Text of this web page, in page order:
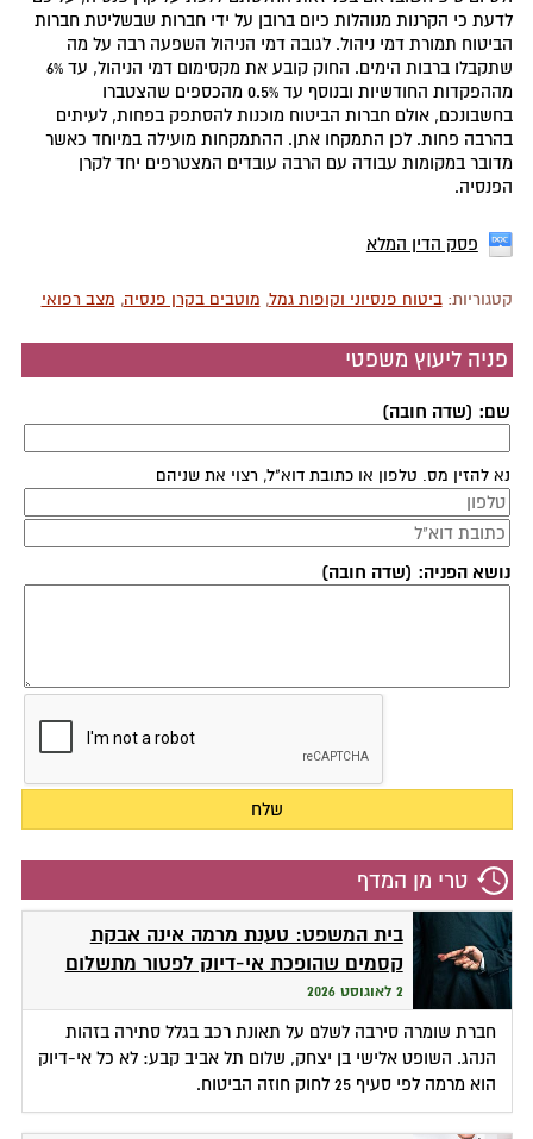
לדעת כי הקרנות מנוהלות כיום ברובן על ידי חברות שבשליטת חברות
הביטוח תמורת דמי ניהול. לגובה דמי הניהול השפעה רבה על מה
שתקבלו ברבות הימים. החוק קובע את מקסימום דמי הניהול, עד 6%
מההפקדות החודשיות ובנוסף עד 0.5% מהכספים שהצטברו
בחשבונכם, אולם חברות הביטוח מוכנות להסתפק בפחות, לעיתים
בהרבה פחות. לכן התמקחו אתן. ההתמקחות מועילה במיוחד כאשר
מדובר במקומות עבודה עם הרבה עובדים המצטרפים יחד לקרן
הפנסיה.
פסק הדין המלא
קטגוריות:ביטוח פנסיוני וקופות גמל, מוטבים בקרן פנסיה, מצב רפואי
פניה ליעוץ משפטי
שם: (שדה חובה)
נא להזין מס. טלפון או כתובת דוא"ל, רצוי את שניהם
נושא הפניה: (שדה חובה)
טרי מן המדף
בית המשפט: טענת מרמה אינה אבקת
קסמים שהופכת אי-דיוק לפטור מתשלום
2 לאוגוסט 2026
חברת שומרה סירבה לשלם על תאונת רכב בגלל סתירה בזהות
הנהג. השופט אלישי בן יצחק, שלום תל אביב קבע: לא כל אי-דיוק
הוא מרמה לפי סעיף 25 לחוק חוזה הביטוח.